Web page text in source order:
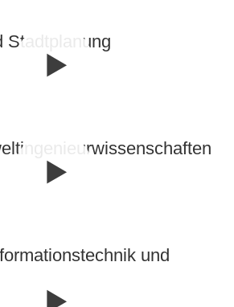
Stadt­planung
und